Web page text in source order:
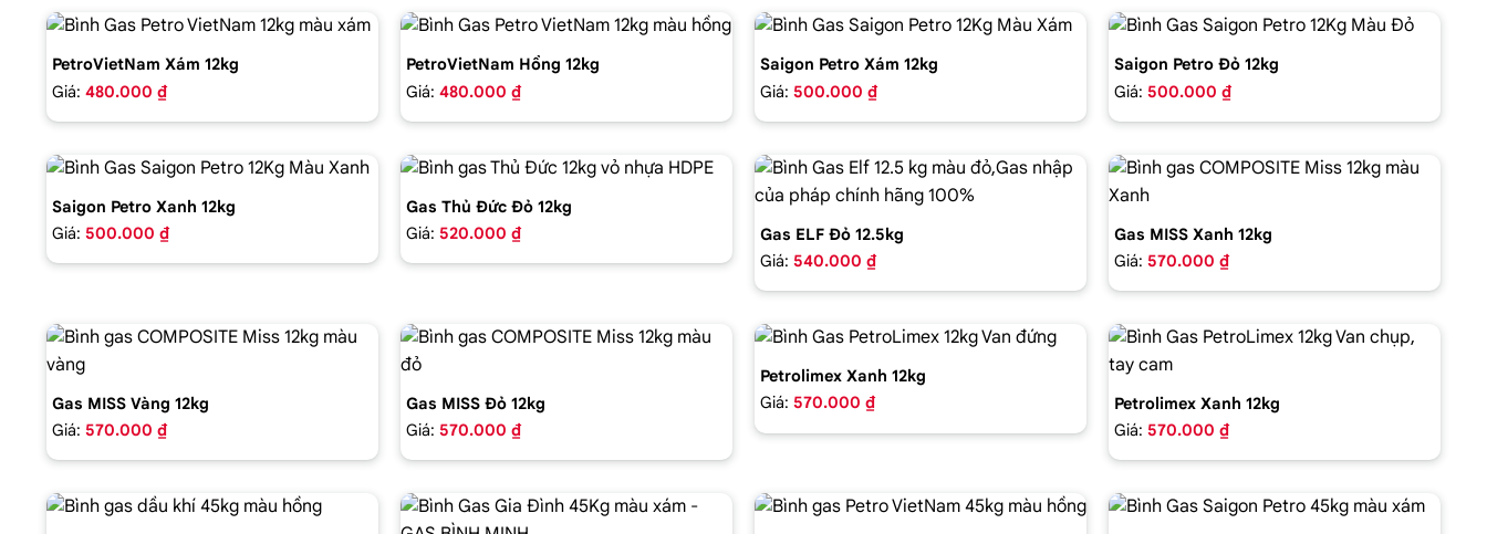
PetroVietNam Xám 12kg
Giá: 480.000 ₫
PetroVietNam Hồng 12kg
Giá: 480.000 ₫
Saigon Petro Xám 12kg
Giá: 500.000 ₫
Saigon Petro Đỏ 12kg
Giá: 500.000 ₫
Saigon Petro Xanh 12kg
Giá: 500.000 ₫
Gas Thủ Đức Đỏ 12kg
Giá: 520.000 ₫
Gas ELF Đỏ 12.5kg
Giá: 540.000 ₫
Gas MISS Xanh 12kg
Giá: 570.000 ₫
Gas MISS Vàng 12kg
Giá: 570.000 ₫
Gas MISS Đỏ 12kg
Giá: 570.000 ₫
Petrolimex Xanh 12kg
Giá: 570.000 ₫
Petrolimex Xanh 12kg
Giá: 570.000 ₫